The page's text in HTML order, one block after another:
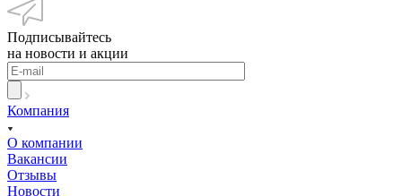
Подписывайтесь
на новости и акции
Компания
О компании
Вакансии
Отзывы
Новости